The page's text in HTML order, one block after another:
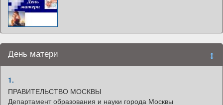
День матери
1.
ПРАВИТЕЛЬСТВО МОСКВЫ
Департамент образования и науки города Москвы